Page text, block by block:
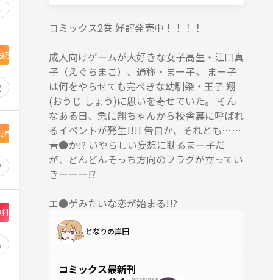
読
読
料
コミックス2巻 好評発売中！！！！
成人向けゲームが大好きな女子高生・江口真
子（えぐちまこ）、通称・まー子。 まー子
は何をやらせても完ぺきな幼馴染・王子 翔
(おうじ しょう)に思いを寄せていた。 そん
なある日、急に翔ちゃんから校舎裏に呼ばれ
るイベントが発生!!!! 告白か、それとも……
青●か!? いやらしい妄想に耽るまー子だ
が、どんどんそっち方向のフラグが立ってい
きーーー!?
エ●ゲみたいな恋が始まる!!?
となりの岸田
コミックス最新刊